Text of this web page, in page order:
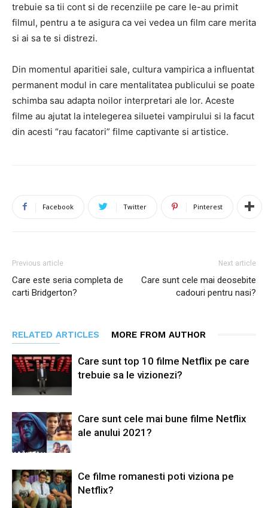
trebuie sa tii cont si de recenziile pe care le-au primit
filmul, pentru a te asigura ca vei vedea un film care merita
si ai sa te si distrezi.
Din momentul aparitiei sale, cultura vampirica a influentat
permanent modul in care mentalitatea publicului se poate
schimba sau adapta noilor interpretari ale lor. Aceste
filme au ajutat la intelegerea siluetei vampirului si la facut
din acesti “rau facatori” filme captivante si artistice.
Facebook Twitter Pinterest
Previous article
Care este seria completa de
carti Bridgerton?
Next article
Care sunt cele mai deosebite
cadouri pentru nasi?
RELATED ARTICLES MORE FROM AUTHOR
Care sunt top 10 filme Netflix pe care
trebuie sa le vizionezi?
Care sunt cele mai bune filme Netflix
ale anului 2021?
Ce filme romanesti poti viziona pe
Netflix?